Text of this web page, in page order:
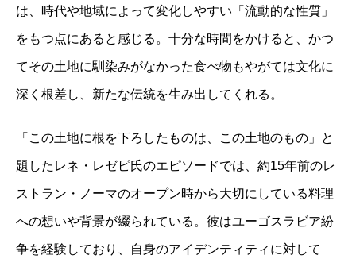
は、時代や地域によって変化しやすい「流動的な性質」
をもつ点にあると感じる。十分な時間をかけると、かつ
てその土地に馴染みがなかった食べ物もやがては文化に
深く根差し、新たな伝統を生み出してくれる。
「この土地に根を下ろしたものは、この土地のもの」と
題したレネ・レゼピ氏のエピソードでは、約15年前のレ
ストラン・ノーマのオープン時から大切にしている料理
への想いや背景が綴られている。彼はユーゴスラビア紛
争を経験しており、自身のアイデンティティに対して